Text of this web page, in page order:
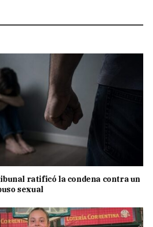
ratificó la condena contra un
sexual